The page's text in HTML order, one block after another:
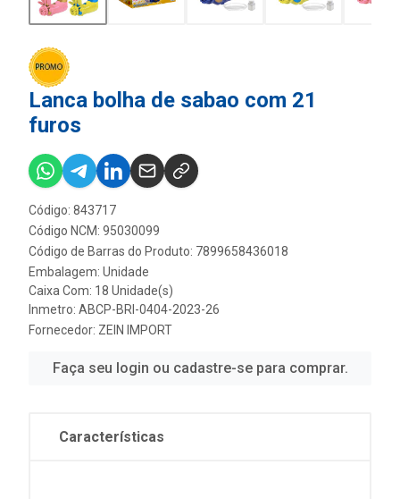
Lanca bolha de sabao com 21
furos
Código: 843717
Código NCM: 95030099
Código de Barras do Produto: 7899658436018
Embalagem: Unidade
Caixa Com: 18 Unidade(s)
Inmetro: ABCP-BRI-0404-2023-26
Fornecedor: ZEIN IMPORT
Faça seu login ou cadastre-se para comprar.
Características